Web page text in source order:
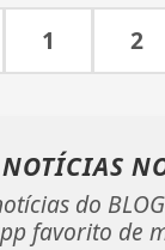
1 2
do
favorito de